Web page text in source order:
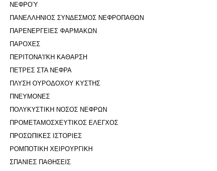
ΝΕΦΡΟΎ
ΠΑΝΕΛΛΗΝΙΟΣ ΣΥΝΔΕΣΜΟΣ ΝΕΦΡΟΠΑΘΩΝ
ΠΑΡΕΝΕΡΓΕΙΕΣ ΦΑΡΜΑΚΩΝ
ΠΑΡΟΧΕΣ
ΠΕΡΙΤΟΝΑ'I'ΚΗ ΚΑΘΑΡΣΗ
ΠΕΤΡΕΣ ΣΤΑ ΝΕΦΡΑ
ΠΛΥΣΗ ΟΥΡΟΔΟΧΟΥ ΚΥΣΤΗΣ
ΠΝΕΥΜΟΝΕΣ
ΠΟΛΥΚΥΣΤΙΚΗ ΝΟΣΟΣ ΝΕΦΡΩΝ
ΠΡΟΜΕΤΑΜΟΣΧΕΥΤΙΚΟΣ ΕΛΕΓΧΟΣ
ΠΡΟΣΩΠΙΚΕΣ ΙΣΤΟΡΙΕΣ
ΡΟΜΠΟΤΙΚΗ ΧΕΙΡΟΥΡΓΙΚΗ
ΣΠΑΝΙΕΣ ΠΑΘΗΣΕΙΣ